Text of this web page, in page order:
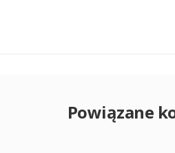
Powiązane